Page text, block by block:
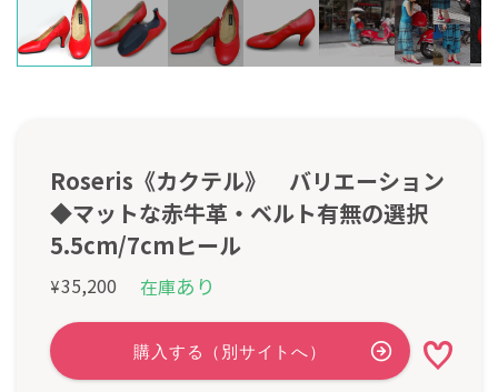
Roseris《カクテル》 バリエーション
◆マットな赤牛革・ベルト有無の選択
5.5cm/7cmヒール
¥35,200 在庫あり